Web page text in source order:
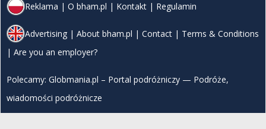
Reklama | O bham.pl | Kontakt | Regulamin
Advertising | About bham.pl | Contact | Terms & Conditions
| Are you an employer?
Polecamy: Globmania.pl – Portal podróżniczy — Podróże,
wiadomości podróżnicze